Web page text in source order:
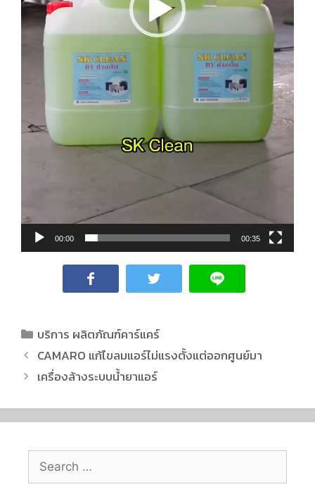
00:00 00:35
บริการ ผลิตภัณฑ์คาร์แคร์
CAMARO แก้ไขลมแอร์ไม่แรงตั้งแต่ออกศูนย์มา
เครื่องล้างระบบน้ำยาแอร์